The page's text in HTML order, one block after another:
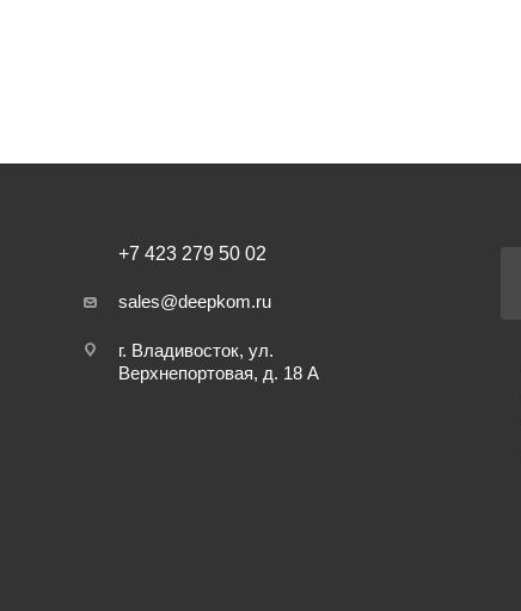
+7 423 279 50 02
sales@deepkom.ru
г. Владивосток, ул.
Верхнепортовая, д. 18 А